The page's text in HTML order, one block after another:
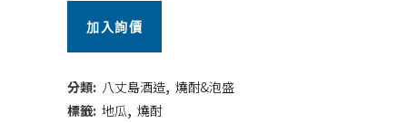
720ml
加入詢價
分類: 八丈島酒造, 燒酎&泡盛
標籤: 地瓜, 燒酎